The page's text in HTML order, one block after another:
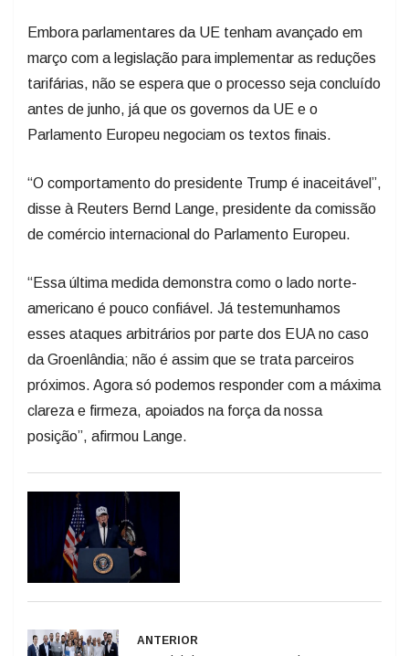
Embora parlamentares da UE tenham avançado em
março com a legislação para implementar as reduções
tarifárias, não se espera que o processo seja concluído
antes de junho, já que os governos da UE e o
Parlamento Europeu negociam os textos finais.
“O comportamento do presidente Trump é inaceitável”,
disse à Reuters Bernd Lange, presidente da comissão
de comércio internacional do Parlamento Europeu.
“Essa última medida demonstra como o lado norte-
americano é pouco confiável. Já testemunhamos
esses ataques arbitrários por parte dos EUA no caso
da Groenlândia; não é assim que se trata parceiros
próximos. Agora só podemos responder com a máxima
clareza e firmeza, apoiados na força da nossa
posição”, afirmou Lange.
ANTERIOR